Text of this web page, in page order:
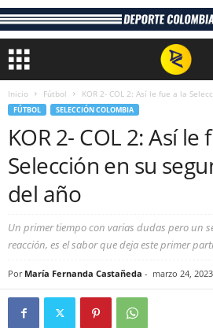
Inicio Fútbol KOR 2- COL 2: Así le fue a la
FÚTBOL SELECCIÓN COLOMBIA
KOR 2- COL 2: Así le
Selección en su
del año
Un primer tiempo con varias dudas pero un
reacción, es el sabor que deja este primer
Por María Fernanda Castañeda - marzo 24, 2023